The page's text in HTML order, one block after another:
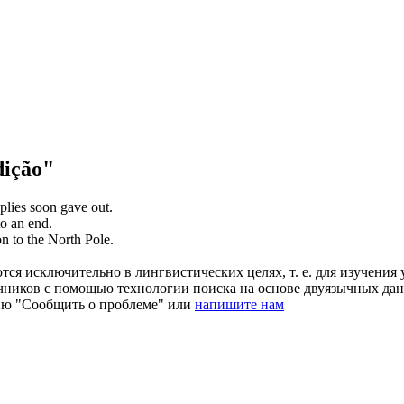
soon gave out.
an end.
to the North Pole.
исключительно в лингвистических целях, т. е. для
с помощью технологии поиска на основе двуязычных
"Сообщить о проблеме" или напишите нам